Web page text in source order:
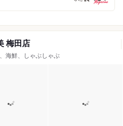
梅田店
海鮮、しゃぶしゃぶ